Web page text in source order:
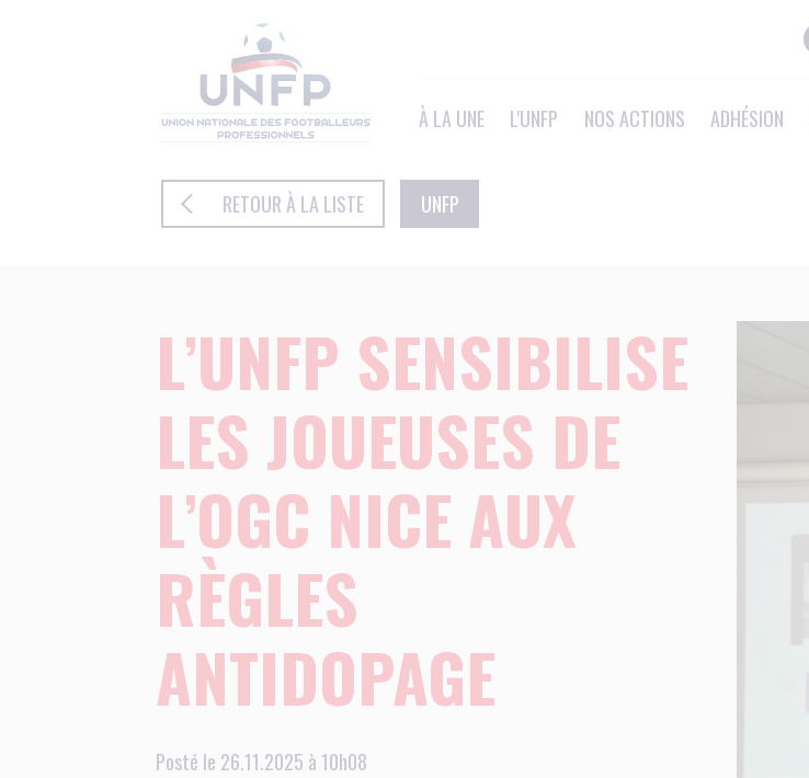
À LA UNE L'UNFP NOS ACTIONS ADHÉSION
RETOUR À LA LISTE UNFP
L’UNFP SENSIBILISE
LES JOUEUSES DE
L’OGC NICE AUX
RÈGLES
ANTIDOPAGE
Posté le 26.11.2025 à 10h08